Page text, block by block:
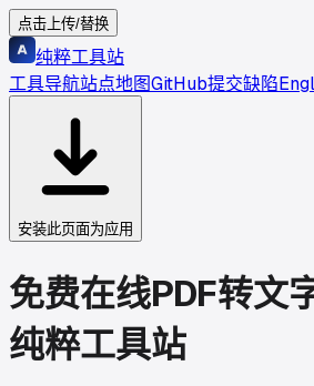
点击上传/替换
纯粹工具站
工具导航站点地图GitHub提交缺陷
安装此页面为应用
免费在线PDF转文
纯粹工具站